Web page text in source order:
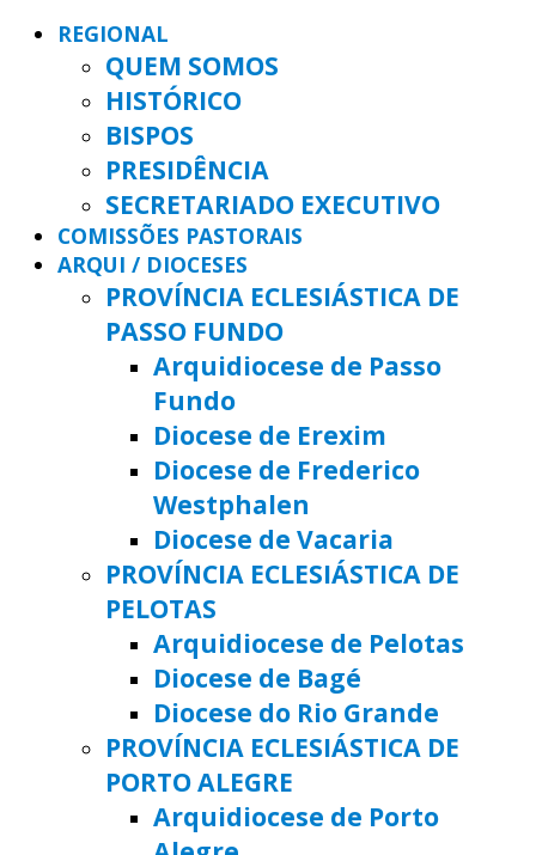
REGIONAL
QUEM SOMOS
HISTÓRICO
BISPOS
PRESIDÊNCIA
SECRETARIADO EXECUTIVO
COMISSÕES PASTORAIS
ARQUI / DIOCESES
PROVÍNCIA ECLESIÁSTICA DE
PASSO FUNDO
Arquidiocese de Passo
Fundo
Diocese de Erexim
Diocese de Frederico
Westphalen
Diocese de Vacaria
PROVÍNCIA ECLESIÁSTICA DE
PELOTAS
Arquidiocese de Pelotas
Diocese de Bagé
Diocese do Rio Grande
PROVÍNCIA ECLESIÁSTICA DE
PORTO ALEGRE
Arquidiocese de Porto